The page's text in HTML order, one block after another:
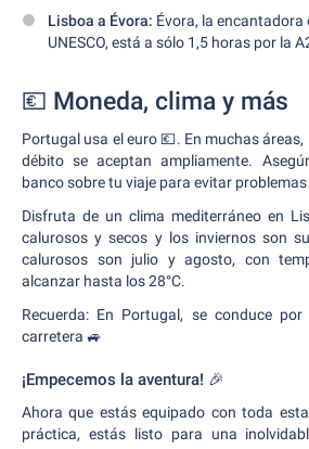
Lisboa a Évora: Évora, la
UNESCO, está a sólo 1,5 horas por la
💶 Moneda, clima y más
Portugal usa el euro 💶. En muchas
débito se aceptan ampliamente.
banco sobre tu viaje para evitar
Disfruta de un clima mediterráneo en
calurosos y secos y los inviernos son
calurosos son julio y agosto, con
alcanzar hasta los 28°C.
Recuerda: En Portugal, se conduce
carretera 🚙
¡Empecemos la aventura! 🎉
Ahora que estás equipado con toda
práctica, estás listo para una